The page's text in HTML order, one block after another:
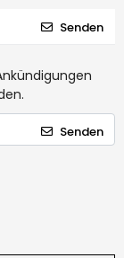
Senden
Senden